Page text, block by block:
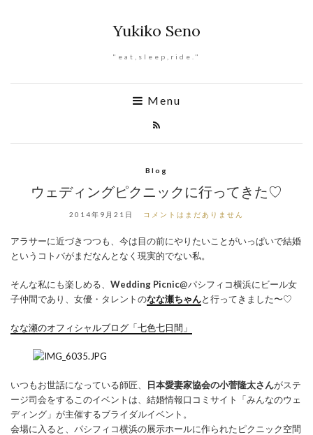
Yukiko Seno
"eat,sleep,ride."
Menu
Blog
ウェディングピクニックに行ってきた♡
2014年9月21日 コメントはまだありません
アラサーに近づきつつも、今は目の前にやりたいことがいっぱいで結婚
というコトバがまだなんとなく現実的でない私。
そんな私にも楽しめる、 Wedding Picnic@パシフィコ横浜にビール女
子仲間であり、女優・タレントのなな瀬ちゃんと行ってきました〜♡
なな瀬のオフィシャルブログ「七色七日間」
いつもお世話になっている師匠、 日本愛妻家協会の小菅隆太さんがステ
ージ司会をするこのイベントは、結婚情報口コミサイト「みんなのウェ
ディング」が主催するブライダルイベント。
会場に入ると、パシフィコ横浜の展示ホールに作られたピクニック空間